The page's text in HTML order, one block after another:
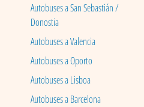
Autobuses a San Sebastián /
Donostia
Autobuses a Valencia
Autobuses a Oporto
Autobuses a Lisboa
Autobuses a Barcelona